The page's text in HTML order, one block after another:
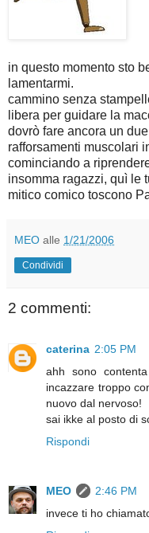
in questo momento sto
lamentarmi.
cammino senza
libera per guidare la
dovrò fare ancora un
rafforsamenti muscolari
cominciando a
insomma ragazzi, quì le
mitico comico toscono
MEO alle 1/21/2006
Condividi
2 commenti:
caterina 2:05 PM
ahh sono
incazzare troppo
nuovo dal nervoso!
sai ikke al posto di
Rispondi
MEO
2:46 PM
invece ti ho